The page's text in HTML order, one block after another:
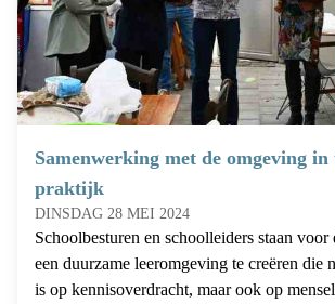
Samenwerking met de omgeving in
praktijk
DINSDAG 28 MEI 2024
Schoolbesturen en schoolleiders staan
een duurzame leeromgeving te creëren die
is op kennisoverdracht, maar ook op